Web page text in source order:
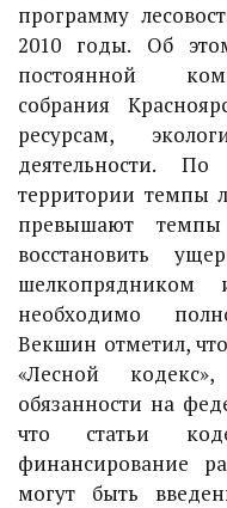
программу
2010 годы. Об
постоянной
собрания
ресурсам,
деятельности.
территории темпы
превышают
восстановить
необходимо
Векшин отметил,
«Лесной
обязанности на
что статьи
финансирование
могут быть